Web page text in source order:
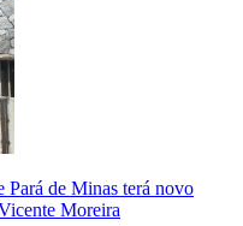
Pará de Minas terá novo
Moreira